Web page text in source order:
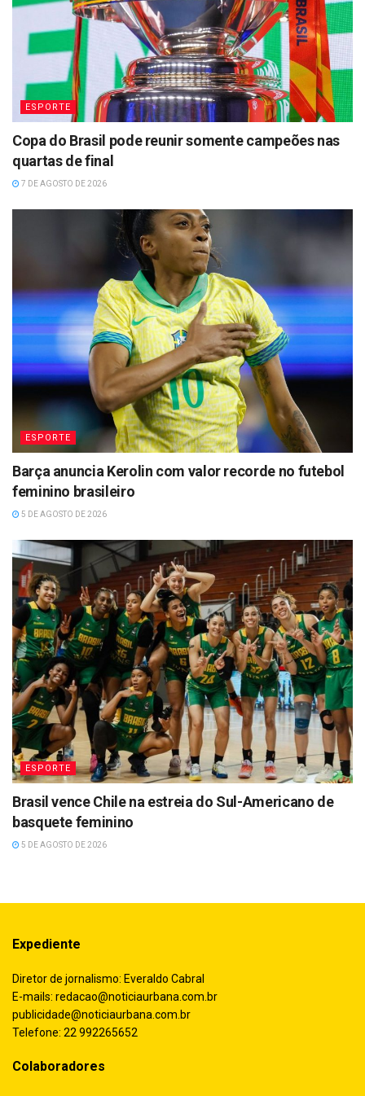
ESPORTE
Copa do Brasil pode reunir somente campeões nas
quartas de final
7 DE AGOSTO DE 2026
ESPORTE
Barça anuncia Kerolin com valor recorde no futebol
feminino brasileiro
5 DE AGOSTO DE 2026
ESPORTE
Brasil vence Chile na estreia do Sul-Americano de
basquete feminino
5 DE AGOSTO DE 2026
Expediente
Diretor de jornalismo: Everaldo Cabral
E-mails: redacao@noticiaurbana.com.br
publicidade@noticiaurbana.com.br
Telefone: 22 992265652
Colaboradores